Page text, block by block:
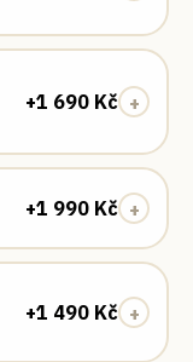
+1 690 Kč +
+1 990 Kč +
+1 490 Kč +